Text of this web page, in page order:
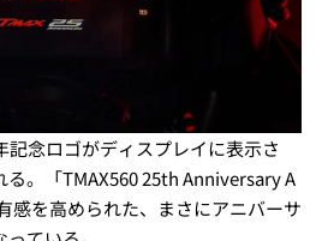
記念ロゴがディスプレイに表示さ
。「TMAX560 25th Anniversary A
感を高められた、まさにアニバーサ